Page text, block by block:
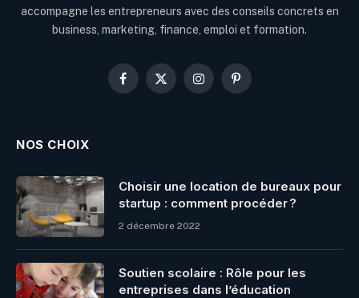
accompagne les entrepreneurs avec des conseils concrets en
business, marketing, finance, emploi et formation.
Facebook
X
InstagramPinterest
NOS CHOIX
Choisir une location de bureaux pour
startup : comment procéder ?
2 décembre 2022
Soutien scolaire : Rôle pour les
entreprises dans l’éducation